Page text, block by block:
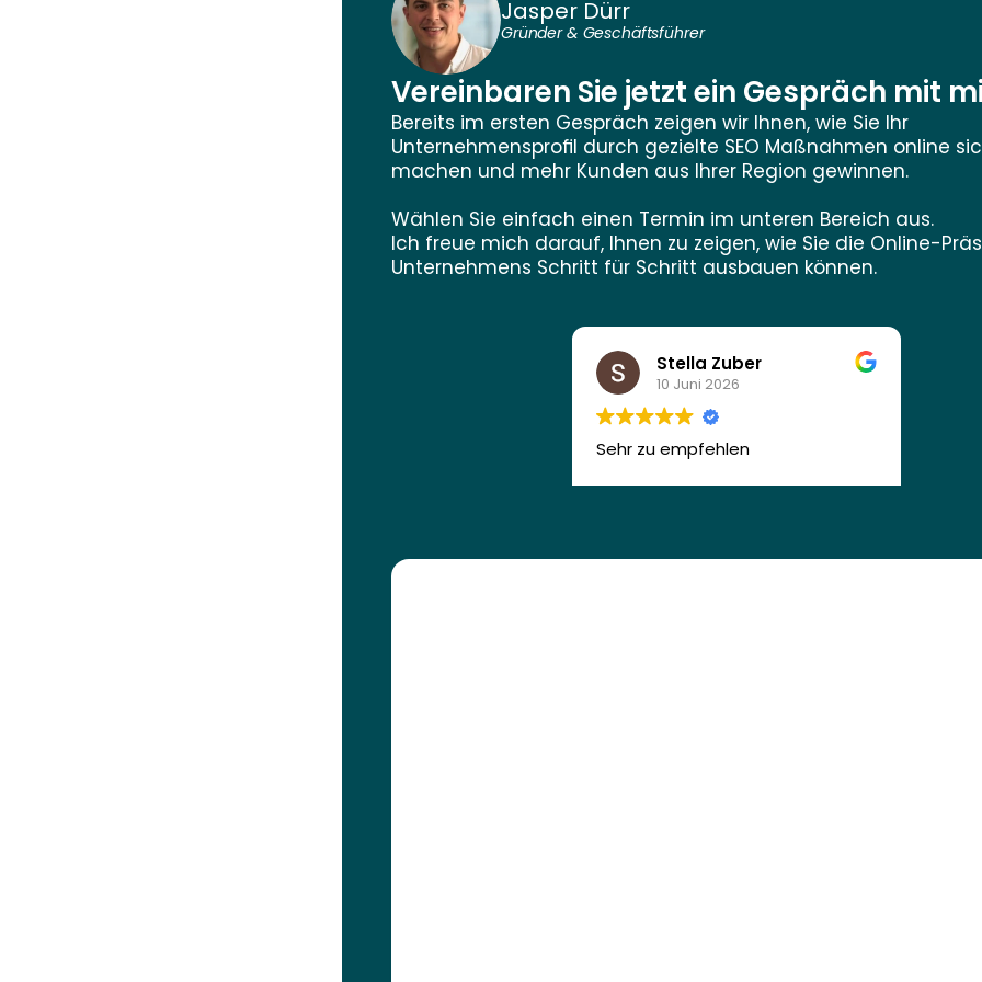
Jasper Dürr
Gründer & Geschäftsführer
Vereinbaren Sie jetzt ein Gespräch mit
Bereits im ersten Gespräch zeigen wir Ihnen, wie Sie Ihr
Unternehmensprofil durch gezielte SEO Maßnahmen online
machen und mehr Kunden aus Ihrer Region gewinnen.
Wählen Sie einfach einen Termin im unteren Bereich aus.
Ich freue mich darauf, Ihnen zu zeigen, wie Sie die Online-
Unternehmens Schritt für Schritt ausbauen können.